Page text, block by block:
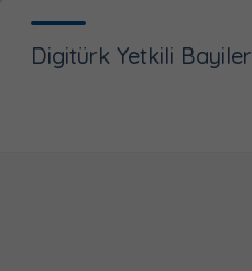
Digitürk Yetkili Bayiler